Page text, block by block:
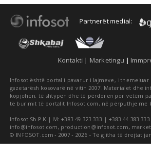
Partnerët medial:
Kontakti | Marketingu |
Infosot është portal i pavarur i lajmeve, i themeluar
gazetarësh kosovarë në vitin 2007. Materialet dhe
kopjohen, të shtypen dhe të përdoren por vetëm
të burimit të portalit Infosot.com, në përputhje me
Infosot Sh.P.K | M: +383 49 323 333 | +383 44 383
info@infosot.com , production@infosot.com ,
© INFOSOT.com - 2007 - 2026 - Të gjitha të drejtat